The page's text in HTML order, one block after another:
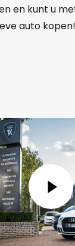
en kunt u
auto kopen!